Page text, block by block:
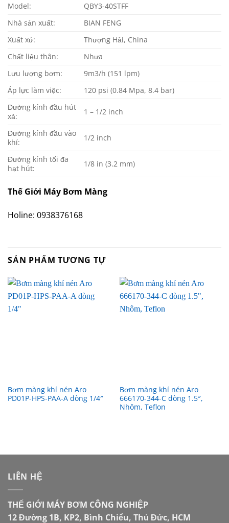
Model:
QBY3-40STFF
Nhà sản xuất:
BIAN FENG
Xuất xứ:
Thượng Hải, China
Chất liệu thân:
Nhựa
Lưu lượng bơm:
9m3/h (151 lpm)
Áp lực làm việc:
120 psi (0.84 Mpa, 8.4 bar)
Đường kính đầu hút
xả:
1 – 1/2 inch
Đường kính đầu vào
khí:
1/2 inch
Đường kính tối đa
hạt hút:
1/8 in (3.2 mm)
Thế Giới Máy Bơm Màng
Holine: 0938376168
SẢN PHẨM TƯƠNG TỰ
Bơm màng khí nén Aro
PD01P-HPS-PAA-A dòng 1/4″
Bơm màng khí nén Aro
666170-344-C dòng 1.5″,
Nhôm, Teflon
LIÊN HỆ
THẾ GIỚI MÁY BƠM CÔNG NGHIỆP
12 Đường 1B, KP2, Bình Chiểu, Thủ Đức, HCM